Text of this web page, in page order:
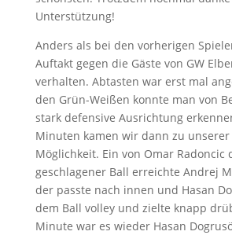
Unterstützung!
Anders als bei den vorherigen
Auftakt gegen die Gäste von GW
verhalten. Abtasten war erst mal
den Grün-Weißen konnte man von
stark defensive Ausrichtung
Minuten kamen wir dann zu unserer
Möglichkeit. Ein von Omar Radoncic
geschlagener Ball erreichte Andrej
der passte nach innen und Hasan
dem Ball volley und zielte knapp
Minute war es wieder Hasan